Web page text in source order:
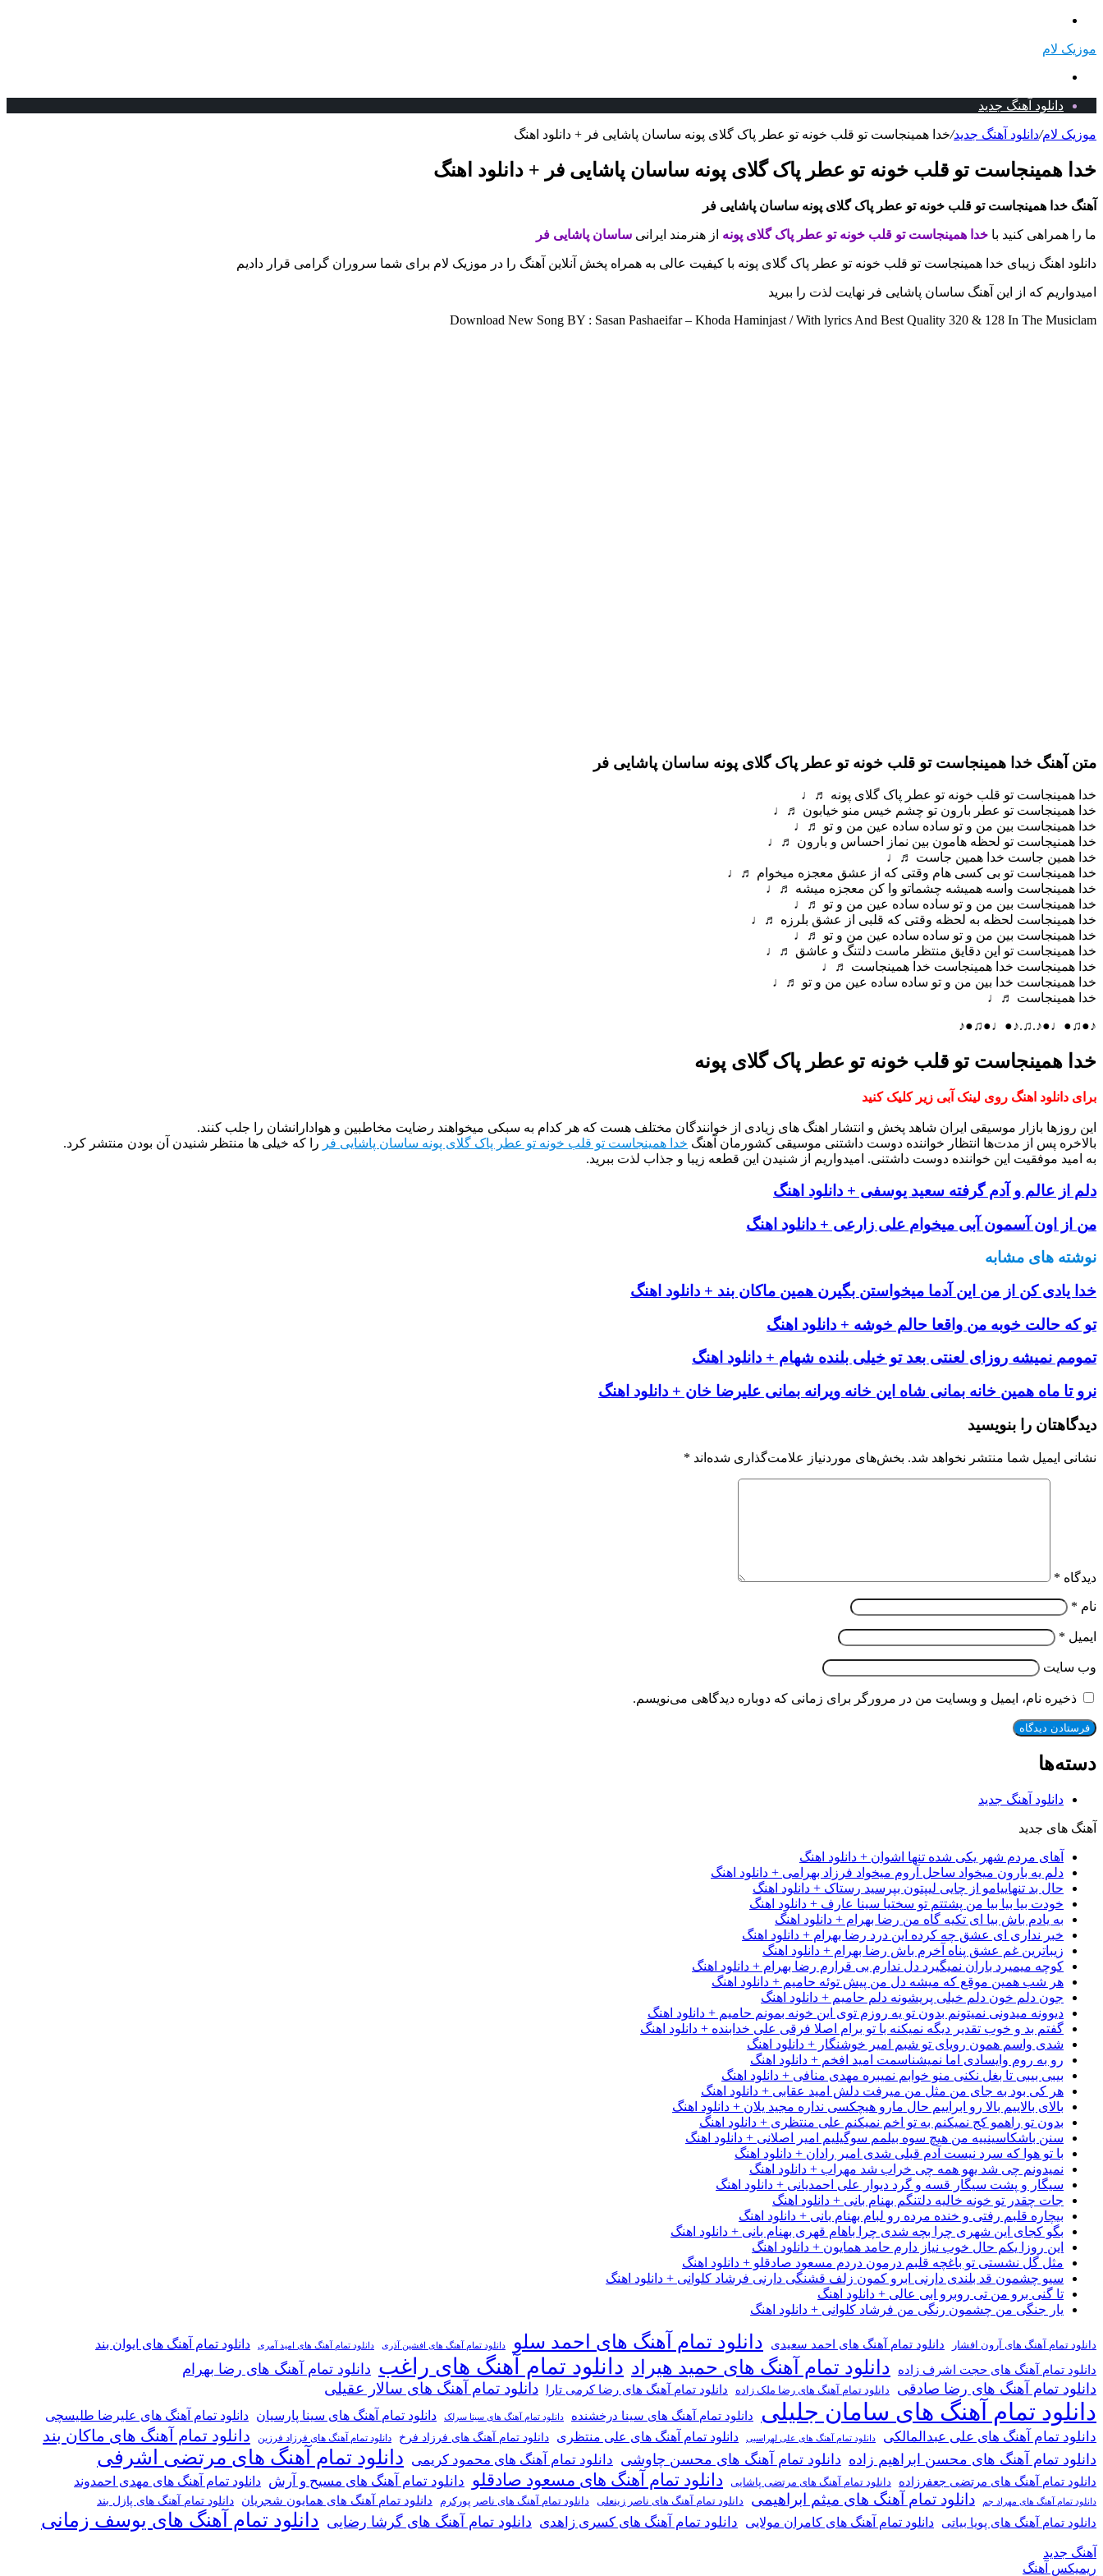
موزیک لام
دانلود آهنگ جدید
موزیک لام/دانلود آهنگ جدید/خدا همینجاست تو قلب خونه تو عطر پاک گلای پونه ساسان پاشایی فر + دانلود اهنگ
خدا همینجاست تو قلب خونه تو عطر پاک گلای پونه ساسان پاشایی فر + دانلود اهنگ
آهنگ خدا همینجاست تو قلب خونه تو عطر پاک گلای پونه ساسان پاشایی فر
ما را همراهی کنید با خدا همینجاست تو قلب خونه تو عطر پاک گلای پونه از هنرمند ایرانی ساسان پاشایی فر
دانلود اهنگ زیبای خدا همینجاست تو قلب خونه تو عطر پاک گلای پونه با کیفیت عالی به همراه پخش آنلاین آهنگ را در موزیک لام برای شما سروران گرامی قرار دادیم
امیدواریم که از این آهنگ ساسان پاشایی فر نهایت لذت را ببرید
Download New Song BY : Sasan Pashaeifar – Khoda Haminjast / With lyrics And Best Quality 320 & 128 In The Musiclam
متن آهنگ خدا همینجاست تو قلب خونه تو عطر پاک گلای پونه ساسان پاشایی فر
خدا همینجاست تو قلب خونه تو عطر پاک گلای پونه ♬♩
خدا همینجاست تو عطر بارون تو چشم خیس منو خیابون ♬♩
خدا همینجاست بین من و تو ساده ساده عین من و تو ♬♩
خدا همنیجاست تو لحظه هامون بین نماز احساس و بارون ♬♩
خدا همین جاست خدا همین جاست ♬♩
خدا همینجاست تو بی کسی هام وقتی که از عشق معجزه میخوام ♬♩
خدا همینجاست واسه همیشه چشماتو وا کن معجزه میشه ♬♩
خدا همینجاست بین من و تو ساده ساده عین من و تو ♬♩
خدا همینجاست لحظه به لحظه وقتی که قلبی از عشق بلرزه ♬♩
خدا همینجاست بین من و تو ساده ساده عین من و تو ♬♩
خدا همینجاست تو این دقایق منتظر ماست دلتنگ و عاشق ♬♩
خدا همینجاست خدا همینجاست خدا همینجاست ♬♩
خدا همینجاست خدا بین من و تو ساده ساده عین من و تو ♬♩
خدا همینجاست ♬♩
♪●♫●♩●♪.♫.♪●♩●♫●♪
خدا همینجاست تو قلب خونه تو عطر پاک گلای پونه
برای دانلود اهنگ روی لینک آبی زیر کلیک کنید
این روزها بازار موسیقی ایران شاهد پخش و انتشار اهنگ های زیادی از خوانندگان مختلف هست که هر کدام به سبکی میخواهند رضایت مخاطبین و هوادارانشان را جلب کنند.
بالاخره پس از مدت‌ها انتظار خواننده دوست داشتنی موسیقی کشورمان آهنگ خدا همینجاست تو قلب خونه تو عطر پاک گلای پونه ساسان پاشایی فر را که خیلی ها منتظر شنیدن آن بودن منتشر کرد.
به امید موفقیت این خواننده دوست داشتنی. امیدواریم از شنیدن این قطعه زیبا و جذاب لذت ببرید.
دلم از عالم و آدم گرفته سعید یوسفی + دانلود اهنگ
من از اون آسمون آبی میخوام علی زارعی + دانلود اهنگ
نوشته های مشابه
خدا یادی کن از من این آدما میخواستن بگیرن همین ماکان بند + دانلود اهنگ
تو که حالت خوبه من واقعا حالم خوشه + دانلود اهنگ
تمومم نمیشه روزای لعنتی بعد تو خیلی بلنده شهام + دانلود اهنگ
نرو تا ماه همین خانه بمانی شاه این خانه ویرانه بمانی علیرضا خان + دانلود اهنگ
دیدگاهتان را بنویسید
نشانی ایمیل شما منتشر نخواهد شد. بخش‌های موردنیاز علامت‌گذاری شده‌اند *
دیدگاه *
نام *
ایمیل *
وب‌ سایت
ذخیره نام، ایمیل و وبسایت من در مرورگر برای زمانی که دوباره دیدگاهی می‌نویسم.
دسته‌ها
دانلود آهنگ جدید
آهنگ های جدید
آهای مردم شهر یکی شده تنها اشوان + دانلود اهنگ
دلم یه بارون میخواد ساحل آروم میخواد فرزاد بهرامی + دانلود اهنگ
حال بد تنهاییامو از چایی لیپتون بپرسید رستاک + دانلود اهنگ
خودت بیا بیا بیا من پشتتم تو سختیا سینا عارف + دانلود اهنگ
به یادم باش بیا ای تکیه گاه من رضا بهرام + دانلود اهنگ
خبر نداری ای عشق چه کرده این درد رضا بهرام + دانلود اهنگ
زیباترین غم عشق پناه آخرم باش رضا بهرام + دانلود اهنگ
کوچه میمیرد باران نمیگیرد دل ندارم بی قرارم رضا بهرام + دانلود اهنگ
هر شب همین موقع که میشه دل من پیش توئه حامیم + دانلود اهنگ
جون دلم خون دلم خیلی پریشونه دلم حامیم + دانلود اهنگ
دیوونه میدونی نمیتونم بدون تو یه روزم توی این خونه بمونم حامیم + دانلود اهنگ
گفتم بد و خوب تقدیر دیگه نمیکنه با تو برام اصلا فرقی علی خدابنده + دانلود اهنگ
شدی واسم همون رویای تو شبم امیر خوشنگار + دانلود اهنگ
رو به روم وایسادی اما نمیشناسمت امید افخم + دانلود اهنگ
بیبی بیبی تا بغل نکنی منو خوابم نمیبره مهدی منافی + دانلود اهنگ
هر کی بود به جای من مثل من میرفت دلش امید عقابی + دانلود اهنگ
بالای بالاییم بالا رو ابراییم حال مارو هیچکسی نداره مجید یلان + دانلود اهنگ
بدون تو راهمو کج نمیکنم به تو اخم نمیکنم علی منتظری + دانلود اهنگ
سنن باشکاسینییه من هیچ سوه بیلمم سوگیلیم امیر اصلانی + دانلود اهنگ
با تو هوا که سرد نیست آدم قبلی شدی امیر رادان + دانلود اهنگ
نمیدونم چی شد یهو همه چی خراب شد مهراب + دانلود اهنگ
سیگار و پشت سیگار قسه و گرد دیوار علی احمدیانی + دانلود اهنگ
جات چقدر تو خونه خالیه دلتنگم بهنام بانی + دانلود اهنگ
بیچاره قلبم رفتی و خنده مرده رو لبام بهنام بانی + دانلود اهنگ
بگو کجای این شهری چرا بچه شدی چرا باهام قهری بهنام بانی + دانلود اهنگ
این روزا یکم حال خوب نیاز دارم حامد همایون + دانلود اهنگ
مثل گل نشستی تو باغچه قلبم درمون دردم مسعود صادقلو + دانلود اهنگ
سیو چشمون قد بلندی دارنی ابرو کمون زلف قشنگی دارنی فرشاد کلوانی + دانلود اهنگ
تا گنی برو من تی روبرو ابی عالی + دانلود اهنگ
یار جنگی من چشمون رنگی من فرشاد کلوانی + دانلود اهنگ
دانلود تمام آهنگ های آرون افشار دانلود تمام آهنگ های احمد سعیدی دانلود تمام آهنگ های احمد سلو دانلود تمام آهنگ های افشین آذری دانلود تمام آهنگ های امید آمری دانلود تمام آهنگ های ایوان بند
دانلود تمام آهنگ های حجت اشرف زاده دانلود تمام آهنگ های حمید هیراد دانلود تمام آهنگ های راغب دانلود تمام آهنگ های رضا بهرام
دانلود تمام آهنگ های رضا صادقی
دانلود تمام آهنگ های رضا ملک زاده دانلود تمام آهنگ های رضا کرمی تارا دانلود تمام آهنگ های سالار عقیلی
دانلود تمام آهنگ های سامان جلیلی دانلود تمام آهنگ های سینا درخشنده دانلود تمام آهنگ های سینا سرلک دانلود تمام آهنگ های سینا پارسیان دانلود تمام آهنگ های علیرضا طلیسچی
دانلود تمام آهنگ های علی عبدالمالکی دانلود تمام آهنگ های علی لهراسبی دانلود تمام آهنگ های علی منتظری دانلود تمام آهنگ های فرزاد فرخ دانلود تمام آهنگ های فرزاد فرزین دانلود تمام آهنگ های ماکان بند
دانلود تمام آهنگ های محسن ابراهیم زاده دانلود تمام آهنگ های محسن چاوشی دانلود تمام آهنگ های محمود کریمی دانلود تمام آهنگ های مرتضی اشرفی
دانلود تمام آهنگ های مرتضی جعفرزاده دانلود تمام آهنگ های مرتضی پاشایی دانلود تمام آهنگ های مسعود صادقلو دانلود تمام آهنگ های مسیح و آرش دانلود تمام آهنگ های مهدی احمدوند
دانلود تمام آهنگ های مهراد جم دانلود تمام آهنگ های میثم ابراهیمی دانلود تمام آهنگ های ناصر زینعلی دانلود تمام آهنگ های ناصر پورکرم دانلود تمام آهنگ های همایون شجریان دانلود تمام آهنگ های پازل بند
دانلود تمام آهنگ های پویا بیاتی دانلود تمام آهنگ های کامران مولایی دانلود تمام آهنگ های کسری زاهدی دانلود تمام آهنگ های گرشا رضایی دانلود تمام آهنگ های یوسف زمانی
آهنگ جدید
ریمیکس آهنگ